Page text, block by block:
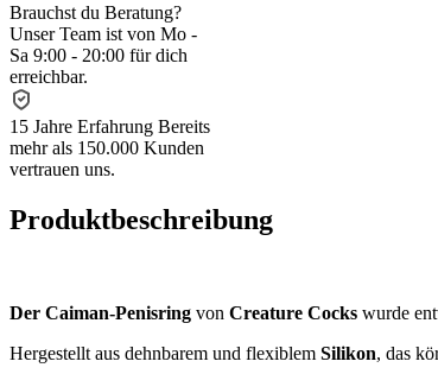
Brauchst du Beratung?
Unser Team ist von Mo -
Sa 9:00 - 20:00 für dich
erreichbar.
15 Jahre Erfahrung Bereits
mehr als 150.000 Kunden
vertrauen uns.
Produktbeschreibung
Der Caiman-Penisring von Creature Cocks wurde
Hergestellt aus dehnbarem und flexiblem Silikon, das